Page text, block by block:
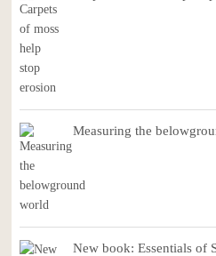
Measuring the
New book: Essentials of